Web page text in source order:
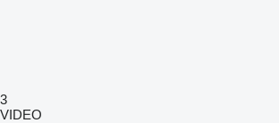
3
VIDEO